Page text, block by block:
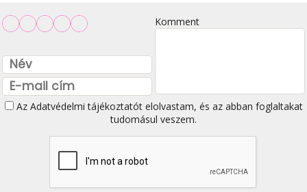
Komment
Az Adatvédelmi tájékoztatótelolvastam, és az abban foglaltakat
tudomásul veszem.